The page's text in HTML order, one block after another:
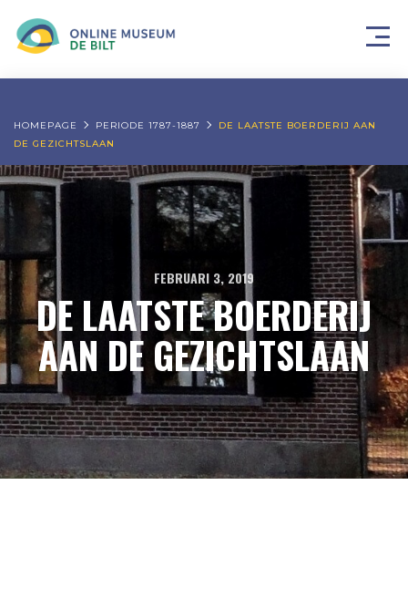
HOMEPAGE PERIODE 1787-1887
DE LAATSTE BOERDERIJ AAN
DE GEZICHTSLAAN
FEBRUARI 3, 2019
DE LAATSTE BOERDERIJ
AAN DE GEZICHTSLAAN